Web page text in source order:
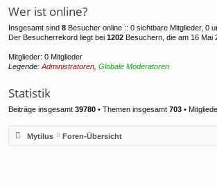
Wer ist online?
Insgesamt sind 8 Besucher online :: 0 sichtbare Mitglieder, 0
Der Besucherrekord liegt bei 1202 Besuchern, die am 16 Mai
Mitglieder: 0 Mitglieder
Legende: Administratoren Globale Moderatoren
Statistik
Beiträge insgesamt 39780 • Themen insgesamt 703 •
Mytilus Foren-Übersicht